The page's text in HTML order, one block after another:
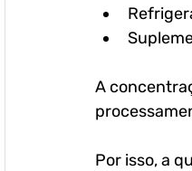
A
Por isso, a